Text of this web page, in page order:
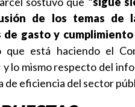
de los temas de
de gasto y
está haciendo el
lo mismo respecto del
de eficiencia del sector